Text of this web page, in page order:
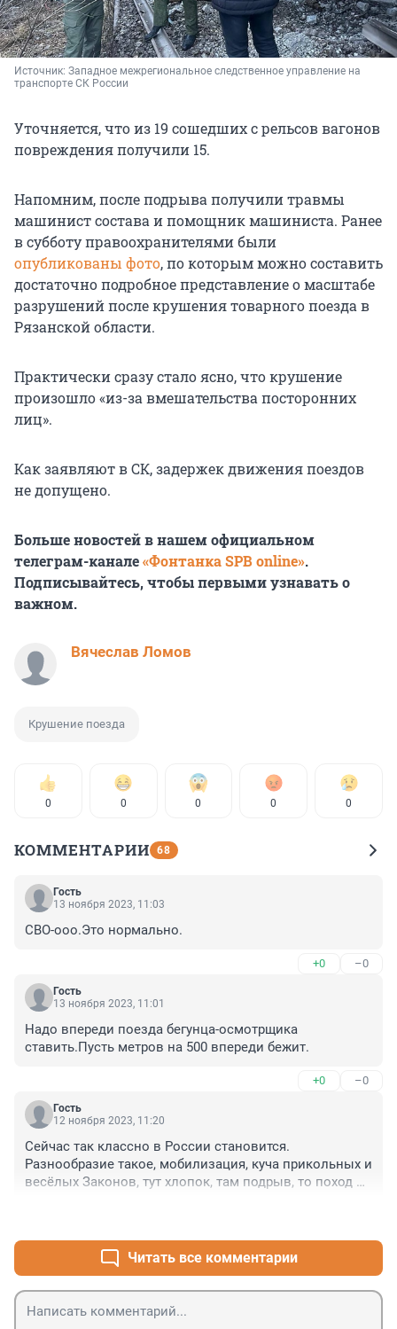
Источник: Западное межрегиональное следственное управление на
транспорте СК России
Уточняется, что из 19 сошедших с рельсов вагонов
повреждения получили 15.
Напомним, после подрыва получили травмы
машинист состава и помощник машиниста. Ранее
в субботу правоохранителями были
опубликованы фото, по которым можно составить
достаточно подробное представление о масштабе
разрушений после крушения товарного поезда в
Рязанской области.
Практически сразу стало ясно, что крушение
произошло «из-за вмешательства посторонних
лиц».
Как заявляют в СК, задержек движения поездов
не допущено.
Больше новостей в нашем официальном
телеграм-канале«Фонтанка SPB online».
Подписывайтесь, чтобы первыми узнавать о
важном.
Вячеслав Ломов
Крушение поезда
0 0 0 0 0
КОММЕНТАРИИ 68
Гость
13 ноября 2023, 11:03
СВО-ооо.Это нормально.
+0 –0
Гость
13 ноября 2023, 11:01
Надо впереди поезда бегунца-осмотрщика
ставить.Пусть метров на 500 впереди бежит.
+0 –0
Гость
12 ноября 2023, 11:20
Сейчас так классно в России становится.
Разнообразие такое, мобилизация, куча прикольных и
весёлых Законов, тут хлопок, там подрыв, то поход
не надо теперь националистическим группировкам
рисовать немецкую , как раньше. Новый
лозунг:"Вперёд , назад в будущее!!!!"
Читать все комментарии